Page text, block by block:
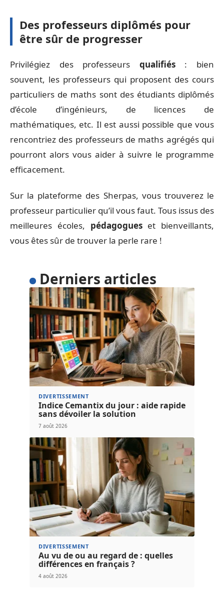
Des professeurs diplômés pour
être sûr de progresser
Privilégiez des professeurs qualifiés : bien
souvent, les professeurs qui proposent des cours
particuliers de maths sont des étudiants diplômés
d’école d’ingénieurs, de licences de
mathématiques, etc. Il est aussi possible que vous
rencontriez des professeurs de maths agrégés qui
pourront alors vous aider à suivre le programme
efficacement.
Sur la plateforme des Sherpas, vous trouverez le
professeur particulier qu’il vous faut. Tous issus des
meilleures écoles, pédagogues et bienveillants,
vous êtes sûr de trouver la perle rare !
Derniers articles
DIVERTISSEMENT
Indice Cemantix du jour : aide rapide
sans dévoiler la solution
7 août 2026
DIVERTISSEMENT
Au vu de ou au regard de : quelles
différences en français ?
4 août 2026